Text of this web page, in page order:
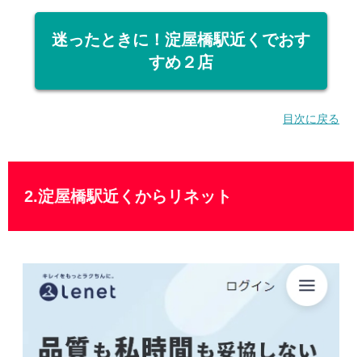
迷ったときに！淀屋橋駅近くでおす
すめ２店
目次に戻る
2.淀屋橋駅近くからリネット